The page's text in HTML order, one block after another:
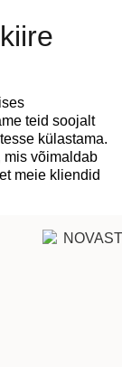
teid soojalt
külastama.
mis võimaldab
meie kliendid